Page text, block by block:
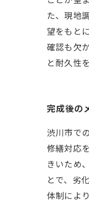
た、現地
望をもと
確認も欠
と耐久性
完成後の
渋川市で
修繕対応
きいため
とで、劣
体制によ